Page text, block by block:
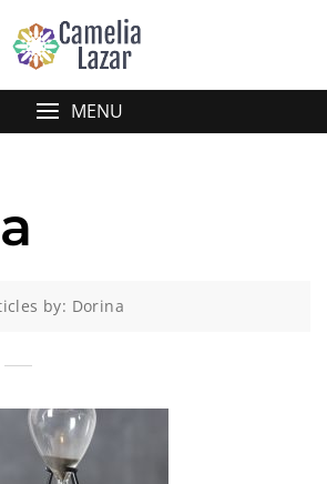
MENU
by: Dorina